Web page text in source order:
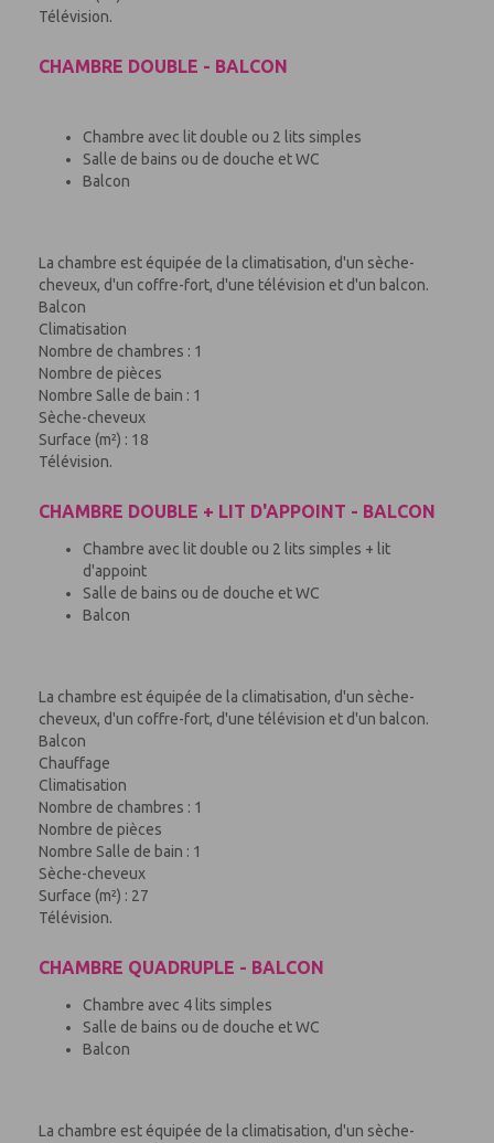
Télévision.
CHAMBRE DOUBLE - BALCON
Chambre avec lit double ou 2 lits simples
Salle de bains ou de douche et WC
Balcon
La chambre est équipée de la climatisation, d'un sèche-
cheveux, d'un coffre-fort, d'une télévision et d'un balcon.
Balcon
Climatisation
Nombre de chambres : 1
Nombre de pièces
Nombre Salle de bain : 1
Sèche-cheveux
Surface (m²) : 18
Télévision.
CHAMBRE DOUBLE + LIT D'APPOINT - BALCON
Chambre avec lit double ou 2 lits simples + lit
d'appoint
Salle de bains ou de douche et WC
Balcon
La chambre est équipée de la climatisation, d'un sèche-
cheveux, d'un coffre-fort, d'une télévision et d'un balcon.
Balcon
Chauffage
Climatisation
Nombre de chambres : 1
Nombre de pièces
Nombre Salle de bain : 1
Sèche-cheveux
Surface (m²) : 27
Télévision.
CHAMBRE QUADRUPLE - BALCON
Chambre avec 4 lits simples
Salle de bains ou de douche et WC
Balcon
La chambre est équipée de la climatisation, d'un sèche-